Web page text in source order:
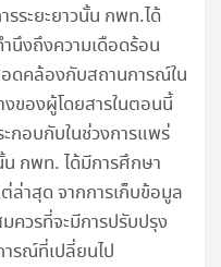
รระยะยาวนั้น กพท.ได้
นึงถึงความเดือดร้อน
ดคล้องกับสถานการณ์ใน
ของผู้โดยสารในตอนนี้
กอบกับในช่วงการแพร่
กพท. ได้มีการศึกษา
ล่าสุด จากการเก็บข้อมูล
ควรที่จะมีการปรับปรุง
ารณ์ที่เปลี่ยนไป